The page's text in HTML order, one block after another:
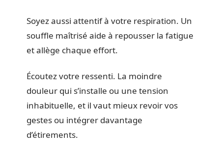
Soyez aussi attentif à votre respiration. Un
souffle maîtrisé aide à repousser la fatigue
et allège chaque effort.
Écoutez votre ressenti. La moindre
douleur qui s’installe ou une tension
inhabituelle, et il vaut mieux revoir vos
gestes ou intégrer davantage
d’étirements.